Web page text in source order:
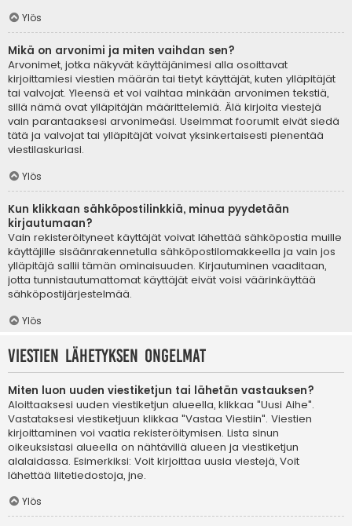
Ylös
Mikä on arvonimi ja miten vaihdan sen?
Arvonimet, jotka näkyvät käyttäjänimesi alla osoittavat
kirjoittamiesi viestien määrän tai tietyt käyttäjät, kuten ylläpitäjät
tai valvojat. Yleensä et voi vaihtaa minkään arvonimen tekstiä,
sillä nämä ovat ylläpitäjän määrittelemiä. Älä kirjoita viestejä
vain parantaaksesi arvonimeäsi. Useimmat foorumit eivät siedä
tätä ja valvojat tai ylläpitäjät voivat yksinkertaisesti pienentää
viestilaskuriasi.
Ylös
Kun klikkaan sähköpostilinkkiä, minua pyydetään
kirjautumaan?
Vain rekisteröityneet käyttäjät voivat lähettää sähköpostia muille
käyttäjille sisäänrakennetulla sähköpostilomakkeella ja vain jos
ylläpitäjä sallii tämän ominaisuuden. Kirjautuminen vaaditaan,
jotta tunnistautumattomat käyttäjät eivät voisi väärinkäyttää
sähköpostijärjestelmää.
Ylös
Viestien lähetyksen ongelmat
Miten luon uuden viestiketjun tai lähetän vastauksen?
Aloittaaksesi uuden viestiketjun alueella, klikkaa "Uusi Aihe".
Vastataksesi viestiketjuun klikkaa "Vastaa Viestiin". Viestien
kirjoittaminen voi vaatia rekisteröitymisen. Lista sinun
oikeuksistasi alueella on nähtävillä alueen ja viestiketjun
alalaidassa. Esimerkiksi: Voit kirjoittaa uusia viestejä, Voit
lähettää liitetiedostoja, jne.
Ylös